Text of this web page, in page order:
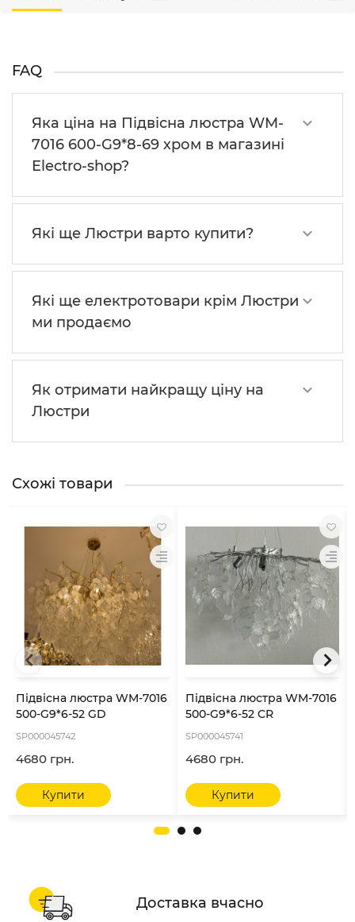
FAQ
Яка ціна на Підвісна люстра WM-
7016 600-G9*8-69 хром в магазині
Electro-shop?
Які ще Люстри варто купити?
Які ще електротовари крім Люстри
ми продаємо
Як отримати найкращу ціну на
Люстри
Схожі товари
Підвісна люстра WM-7016
500-G9*6-52 GD
SP000045742
4680 грн.
Купити
Підвісна люстра WM-7016
500-G9*6-52 CR
SP000045741
4680 грн.
Купити
Доставка вчасно